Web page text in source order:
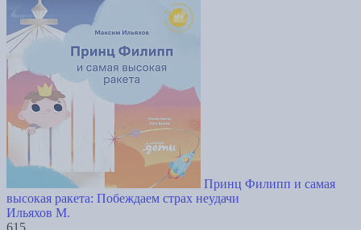
Принц Филипп и самая
высокая ракета: Побеждаем страх неудачи
Ильяхов М.